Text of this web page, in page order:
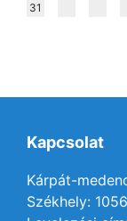
31
Kapcsolat
Kárpát-
Székhely: